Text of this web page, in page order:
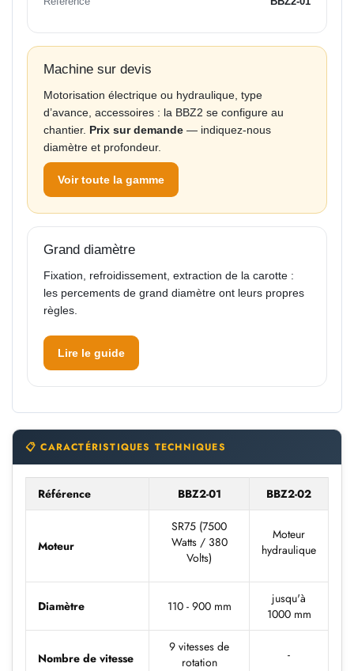
Machine sur devis
Motorisation électrique ou hydraulique, type
d’avance, accessoires : la BBZ2 se configure au
chantier. Prix sur demande — indiquez-nous
diamètre et profondeur.
Voir toute la gamme
Grand diamètre
Fixation, refroidissement, extraction de la carotte :
les percements de grand diamètre ont leurs propres
règles.
Lire le guide
📋 CARACTÉRISTIQUES TECHNIQUES
Référence BBZ2-01 BBZ2-02
Moteur
SR75 (7500
Watts / 380
Volts)
Moteur
hydraulique
Diamètre 110 - 900 mm
jusqu'à
1000 mm
Nombre de vitesse
9 vitesses de
rotation
-